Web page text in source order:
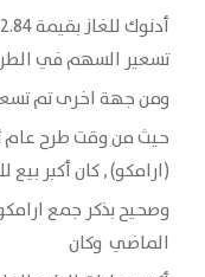
تسعير السهم في الطرح عند
ومن جهة اخرى تم تسعير
حيث من وقت طرح عام
(ارامكو) , كان أكبر
الماضي وكان